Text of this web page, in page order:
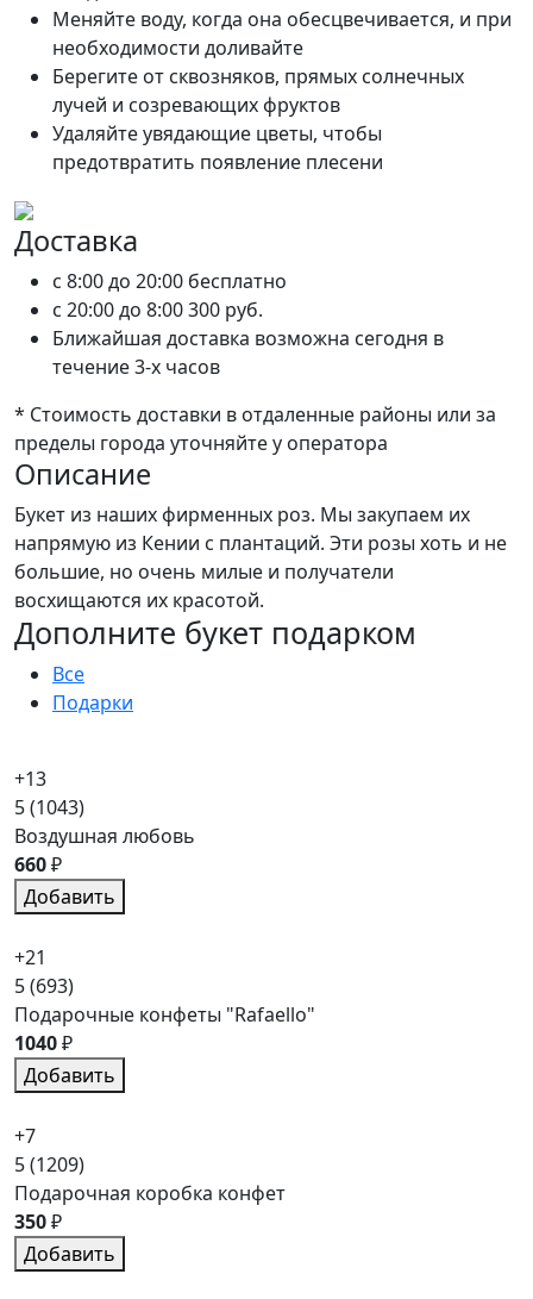
Меняйте воду, когда она обесцвечивается, и при
необходимости доливайте
Берегите от сквозняков, прямых солнечных
лучей и созревающих фруктов
Удаляйте увядающие цветы, чтобы
предотвратить появление плесени
Доставка
c 8:00 до 20:00 бесплатно
c 20:00 до 8:00300 руб.
Ближайшая доставка возможна сегодня в
течение 3-х часов
* Стоимость доставки в отдаленные районы или за
пределы города уточняйте у оператора
Описание
Букет из наших фирменных роз. Мы закупаем их
напрямую из Кении с плантаций. Эти розы хоть и не
большие, но очень милые и получатели
восхищаются их красотой.
Дополните букет подарком
Все
Подарки
+13
5(1043)
Воздушная любовь
660₽
Добавить
+21
5(693)
Подарочные конфеты "Rafaello"
1040₽
Добавить
+7
5(1209)
Подарочная коробка конфет
350₽
Добавить